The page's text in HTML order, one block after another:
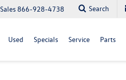
Sales866-928-4738 Search
Used Specials Service Parts